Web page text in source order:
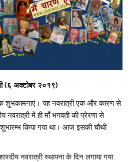
(६ अक्टोबर २०१९)
शुभकामनाएं। यह नवरात्री एक और कारण से
नवरात्री में ही माँ भगवती की प्रेरणा से
किया गया था। आज इसकी चौथी
नवरात्री स्थापना के दिन लगाया गया